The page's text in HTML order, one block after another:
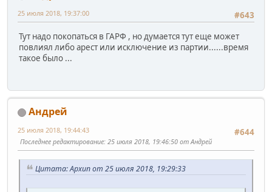
#643
25 июля 2018, 19:37:00
Тут надо покопаться в ГАРФ , но думается тут еще может
повлиял либо арест или исключение из партии......время
такое было ...
Андрей
#644
25 июля 2018, 19:44:43
Последнее редактирование: 25 июля 2018, 19:46:50 от Андрей
Цитата: Архип от 25 июля 2018, 19:29:33